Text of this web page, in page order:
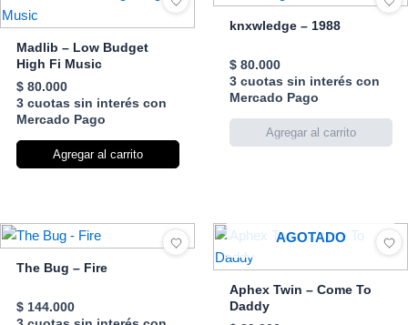
Madlib – Low Budget
High Fi Music
$80.000
3 cuotas sin interés con
Mercado Pago
Agregar al carrito
knxwledge – 1988
$80.000
3 cuotas sin interés con
Mercado Pago
The Bug – Fire
$144.000
AGOTADO
Aphex Twin – Come To
Daddy